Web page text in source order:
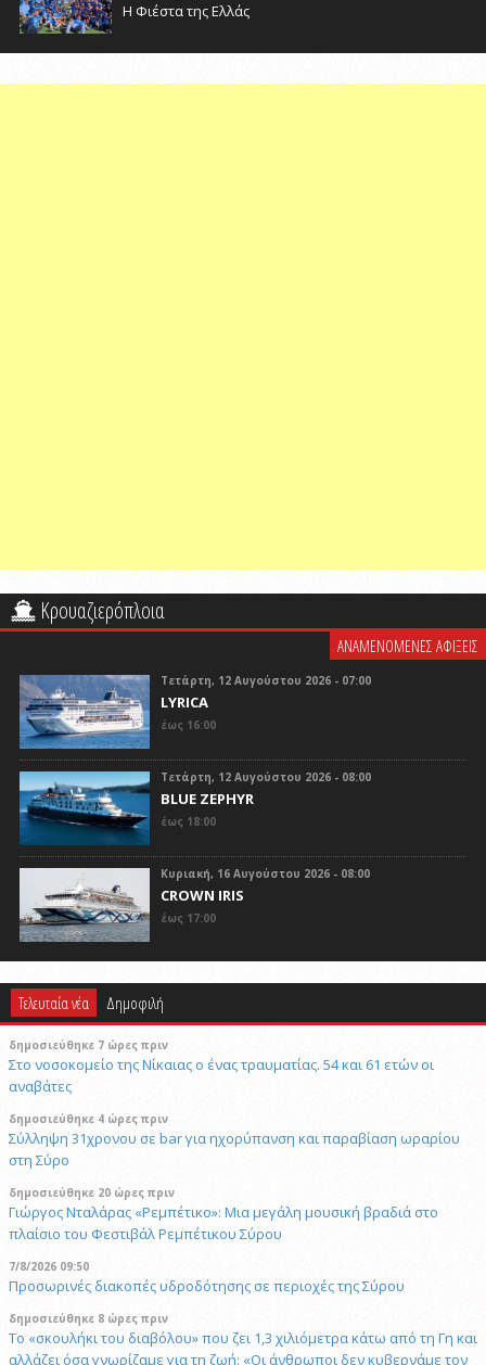
Η Φιέστα της Ελλάς
Κρουαζιερόπλοια
ΑΝΑΜΕΝΟΜΕΝΕΣ ΑΦΙΞΕΙΣ
Τετάρτη, 12 Αυγούστου 2026 - 07:00
LYRICA
έως 16:00
Τετάρτη, 12 Αυγούστου 2026 - 08:00
BLUE ZEPHYR
έως 18:00
Κυριακή, 16 Αυγούστου 2026 - 08:00
CROWN IRIS
έως 17:00
Τελευταία νέα Δημοφιλή
δημοσιεύθηκε 7 ώρες πριν
Στο νοσοκομείο της Νίκαιας ο ένας τραυματίας. 54 και 61 ετών οι
αναβάτες
δημοσιεύθηκε 4 ώρες πριν
Σύλληψη 31χρονου σε bar για ηχορύπανση και παραβίαση ωραρίου
στη Σύρο
δημοσιεύθηκε 20 ώρες πριν
Γιώργος Νταλάρας «Ρεμπέτικο»: Μια μεγάλη μουσική βραδιά στο
πλαίσιο του Φεστιβάλ Ρεμπέτικου Σύρου
7/8/2026 09:50
Προσωρινές διακοπές υδροδότησης σε περιοχές της Σύρου
δημοσιεύθηκε 8 ώρες πριν
Το «σκουλήκι του διαβόλου» που ζει 1,3 χιλιόμετρα κάτω από τη Γη και
αλλάζει όσα γνωρίζαμε για τη ζωή: «Οι άνθρωποι δεν κυβερνάμε τον